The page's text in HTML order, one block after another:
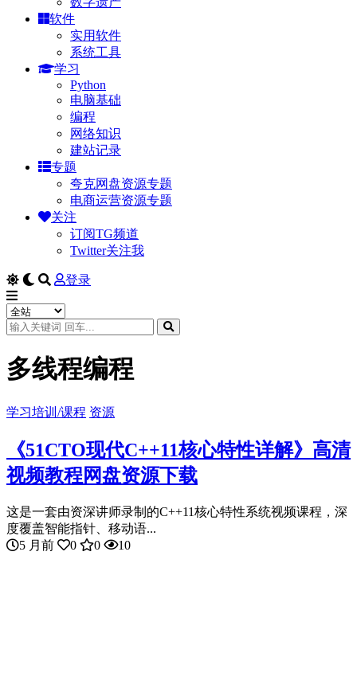
软件
实用软件
系统工具
学习
Python
电脑基础
编程
网络知识
建站记录
专题
夸克网盘资源专题
电商运营资源专题
关注
订阅TG频道
Twitter关注我
登录
多线程编程
学习培训/课程 资源
《51CTO现代C++11核心特性详解》高清
视频教程网盘资源下载
这是一套由资深讲师录制的C++11核心特性系统视频课程，深
度覆盖智能指针、移动语...
5 月前
0 0 10